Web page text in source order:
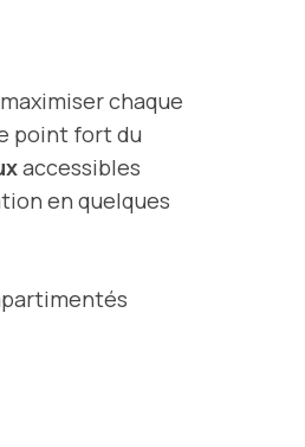
chaque
point fort du
accessibles
en quelques